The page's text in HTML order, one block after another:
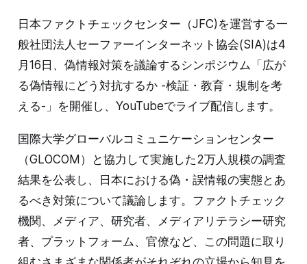
日本ファクトチェックセンター（JFC)を運営する一
般社団法人セーファーインターネット協会(SIA)は4
月16日、偽情報対策を議論するシンポジウム「広が
る偽情報にどう対抗するか -検証・教育・規制を考
える-」を開催し、YouTubeでライブ配信します。
国際大学グローバルコミュニケーションセンター
（GLOCOM）と協力して実施した2万人規模の調査
結果を公表し、日本における偽・誤情報の実態とあ
るべき対策について議論します。ファクトチェック
機関、メディア、研究者、メディアリテラシー研究
者、プラットフォーム、官僚など、この問題に取り